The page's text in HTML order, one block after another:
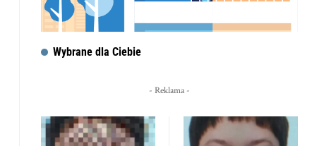
Wybrane dla Ciebie
- Reklama -